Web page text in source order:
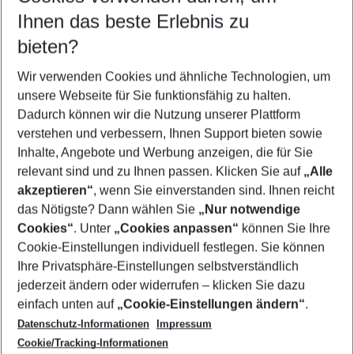
Reisezeitraum wählen
08.08.26– 06.08.27 5-8 Nächte
2 Erwachsene Keine Kinder
Mehr Filter anzeigen
Footer
Footer navigation
Über uns
AGB
Cookie-Einstellungen ändern
Cookie-Richtlinie
Datenschutz
Service & Hilfe
Barrierefreies Reisen
Check-in
Folgen Sie uns
Ihnen das beste Erlebnis zu
bieten?
Wir verwenden Cookies und ähnliche Technologien, um
unsere Webseite für Sie funktionsfähig zu halten.
Dadurch können wir die Nutzung unserer Plattform
verstehen und verbessern, Ihnen Support bieten sowie
Inhalte, Angebote und Werbung anzeigen, die für Sie
relevant sind und zu Ihnen passen. Klicken Sie auf „Alle
akzeptieren“, wenn Sie einverstanden sind. Ihnen reicht
das Nötigste? Dann wählen Sie „Nur notwendige
Cookies“. Unter „Cookies anpassen“ können Sie Ihre
Cookie-Einstellungen individuell festlegen. Sie können
Ihre Privatsphäre-Einstellungen selbstverständlich
jederzeit ändern oder widerrufen – klicken Sie dazu
einfach unten auf „Cookie-Einstellungen ändern“.
Datenschutz-Informationen
Impressum
Cookie/Tracking-Informationen